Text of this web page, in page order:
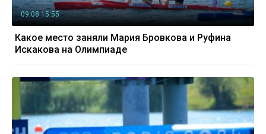
09.08 15:55
Какое место заняли Мария Бровкова и Руфина
Искакова на Олимпиаде